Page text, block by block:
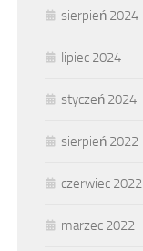
sierpień 2024
lipiec 2024
styczeń 2024
sierpień 2022
czerwiec 2022
marzec 2022